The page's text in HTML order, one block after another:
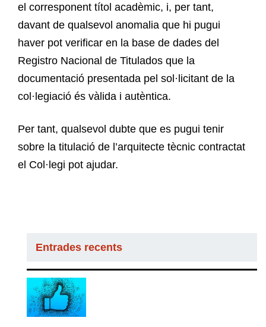
el corresponent títol acadèmic, i, per tant,
davant de qualsevol anomalia que hi pugui
haver pot verificar en la base de dades del
Registro Nacional de Titulados que la
documentació presentada pel sol·licitant de la
col·legiació és vàlida i autèntica.
Per tant, qualsevol dubte que es pugui tenir
sobre la titulació de l’arquitecte tècnic contractat
el Col·legi pot ajudar.
Entrades recents